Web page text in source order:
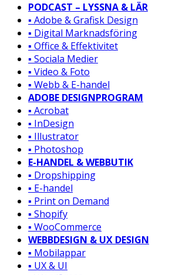
PODCAST – LYSSNA & LÄR
▪️ Adobe & Grafisk Design
▪️ Digital Marknadsföring
▪️ Office & Effektivitet
▪️ Sociala Medier
▪️ Video & Foto
▪️ Webb & E-handel
ADOBE DESIGNPROGRAM
▪️ Acrobat
▪️ InDesign
▪️ Illustrator
▪️ Photoshop
E-HANDEL & WEBBUTIK
▪️ Dropshipping
▪️ E-handel
▪️ Print on Demand
▪️ Shopify
▪️ WooCommerce
WEBBDESIGN & UX DESIGN
▪️ Mobilappar
▪️ UX & UI